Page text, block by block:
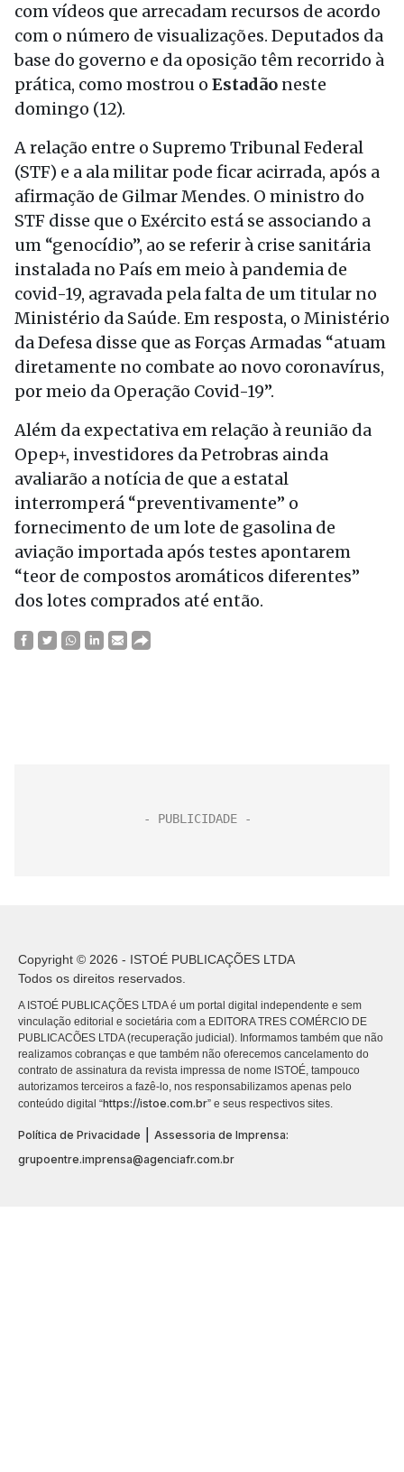
com vídeos que arrecadam recursos de acordo
com o número de visualizações. Deputados da
base do governo e da oposição têm recorrido à
prática, como mostrou o Estadão neste
domingo (12).
A relação entre o Supremo Tribunal Federal
(STF) e a ala militar pode ficar acirrada, após a
afirmação de Gilmar Mendes. O ministro do
STF disse que o Exército está se associando a
um “genocídio”, ao se referir à crise sanitária
instalada no País em meio à pandemia de
covid-19, agravada pela falta de um titular no
Ministério da Saúde. Em resposta, o Ministério
da Defesa disse que as Forças Armadas “atuam
diretamente no combate ao novo coronavírus,
por meio da Operação Covid-19”.
Além da expectativa em relação à reunião da
Opep+, investidores da Petrobras ainda
avaliarão a notícia de que a estatal
interromperá “preventivamente” o
fornecimento de um lote de gasolina de
aviação importada após testes apontarem
“teor de compostos aromáticos diferentes”
dos lotes comprados até então.
Copyright © 2026 - ISTOÉ PUBLICAÇÕES LTDA
Todos os direitos reservados.
A ISTOÉ PUBLICAÇÕES LTDA é um portal digital independente e sem
vinculação editorial e societária com a EDITORA TRES COMÉRCIO DE
PUBLICACÕES LTDA (recuperação judicial). Informamos também que não
realizamos cobranças e que também não oferecemos cancelamento do
contrato de assinatura da revista impressa de nome ISTOÉ, tampouco
autorizamos terceiros a fazê-lo, nos responsabilizamos apenas pelo
conteúdo digital “https://istoe.com.br” e seus respectivos sites.
Política de Privacidade
Assessoria de Imprensa:
grupoentre.imprensa@agenciafr.com.br